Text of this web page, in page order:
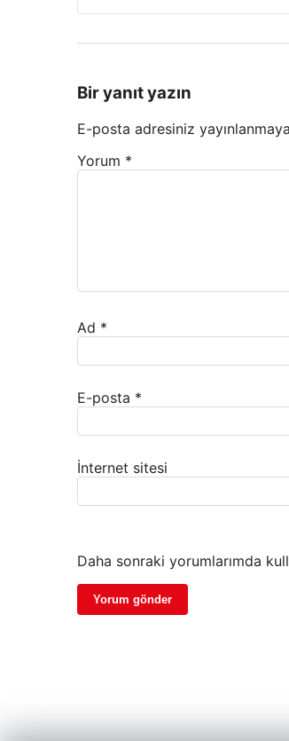
Bir yanıt yazın
E-posta adresiniz
Yorum *
Ad *
E-posta *
İnternet sitesi
Daha sonraki yorumlarımda